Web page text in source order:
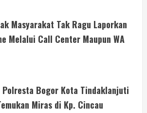
Masyarakat Tak Ragu Laporkan
Melalui Call Center Maupun WA
Polresta Bogor Kota Tindaklanjuti
Miras di Kp. Cincau